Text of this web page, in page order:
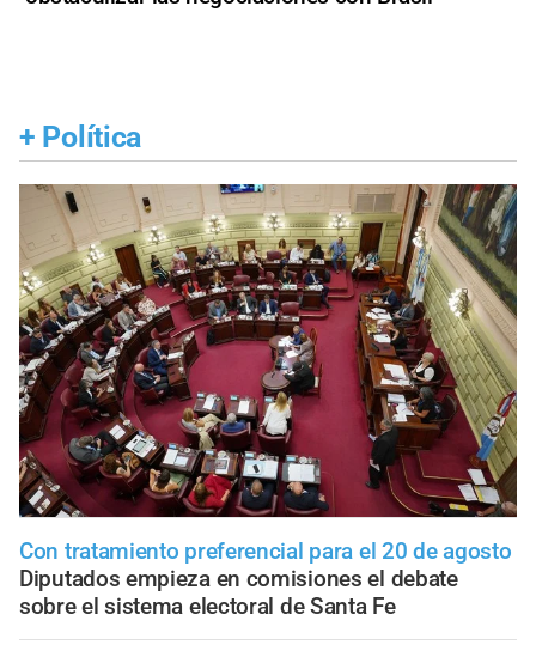
+ Política
Con tratamiento preferencial para el 20 de agosto
Diputados empieza en comisiones el debate
sobre el sistema electoral de Santa Fe